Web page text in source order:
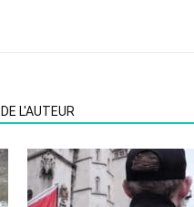
L'AUTEUR